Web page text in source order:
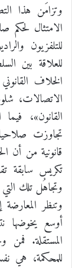
وتزامَن هذا
الامتثال لحكم
للتلفزيون
للعلاقة بين
الخلاف
الاتصالات،
القانون»،
تجاوزت
قانونية من أن
تكريس سابقة
وتجاهُل تلك التي
وتنظر المعارضة
أوسع يخوضها
المستقلة.
للمحكمة، هي